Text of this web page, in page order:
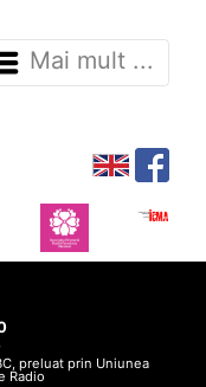
Mai mult ...
preluat prin Uniunea
Radio